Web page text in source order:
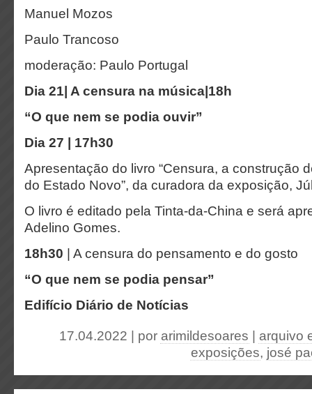
Manuel Mozos
Paulo Trancoso
moderação: Paulo Portugal
Dia 21| A censura na música| 18h
“O que nem se podia ouvir”
Dia 27 | 17h30
Apresentação do livro “Censura, a construção
do Estado Novo”, da curadora da exposição,
O livro é editado pela Tinta-da-China e será
Adelino Gomes.
18h30 | A censura do pensamento e do gosto
“O que nem se podia pensar”
Edifício Diário de Notícias
17.04.2022 | por arimildesoares
arquivo
exposições, josé